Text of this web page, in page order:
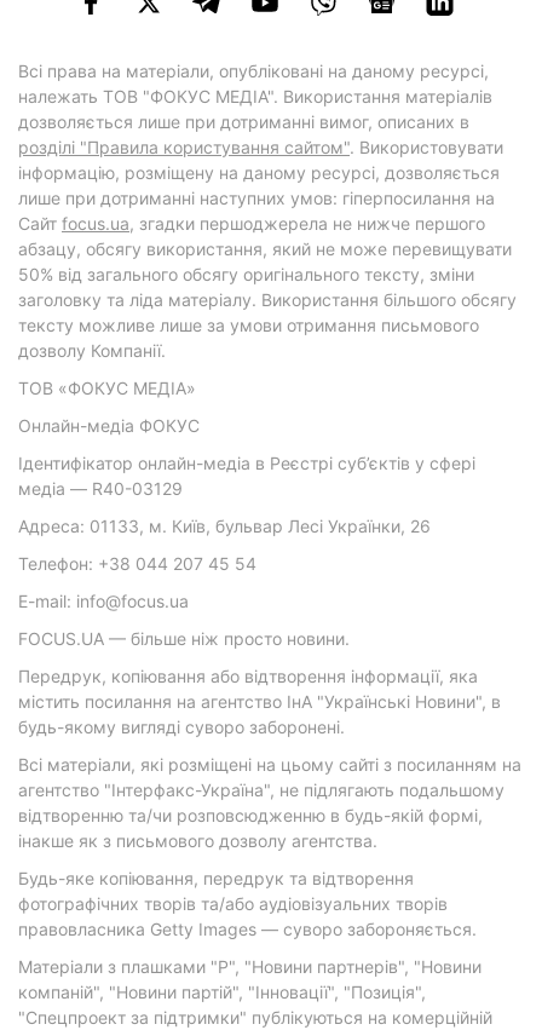
Всі права на матеріали, опубліковані на даному ресурсі,
належать ТОВ "ФОКУС МЕДІА". Використання матеріалів
дозволяється лише при дотриманні вимог, описаних в
розділі "Правила користування сайтом". Використовувати
інформацію, розміщену на даному ресурсі, дозволяється
лише при дотриманні наступних умов: гіперпосилання на
Cайт focus.ua, згадки першоджерела не нижче першого
абзацу, обсягу використання, який не може перевищувати
50% від загального обсягу оригінального тексту, зміни
заголовку та ліда матеріалу. Використання більшого обсягу
тексту можливе лише за умови отримання письмового
дозволу Компанії.
ТОВ «ФОКУС МЕДІА»
Онлайн-медіа ФОКУС
Ідентифікатор онлайн-медіа в Реєстрі суб’єктів у сфері
медіа — R40-03129
Адреса: 01133, м. Київ, бульвар Лесі Українки, 26
Телефон: +38 044 207 45 54
E-mail: info@focus.ua
FOCUS.UA — більше ніж просто новини.
Передрук, копіювання або відтворення інформації, яка
містить посилання на агентство ІнА "Українські Новини", в
будь-якому вигляді суворо заборонені.
Всі матеріали, які розміщені на цьому сайті з посиланням на
агентство "Інтерфакс-Україна", не підлягають подальшому
відтворенню та/чи розповсюдженню в будь-якій формі,
інакше як з письмового дозволу агентства.
Будь-яке копіювання, передрук та відтворення
фотографічних творів та/або аудіовізуальних творів
правовласника Getty Images — суворо забороняється.
Матеріали з плашками "Р", "Новини партнерів", "Новини
компаній", "Новини партій", "Інновації", "Позиція",
"Спецпроект за підтримки" публікуються на комерційній